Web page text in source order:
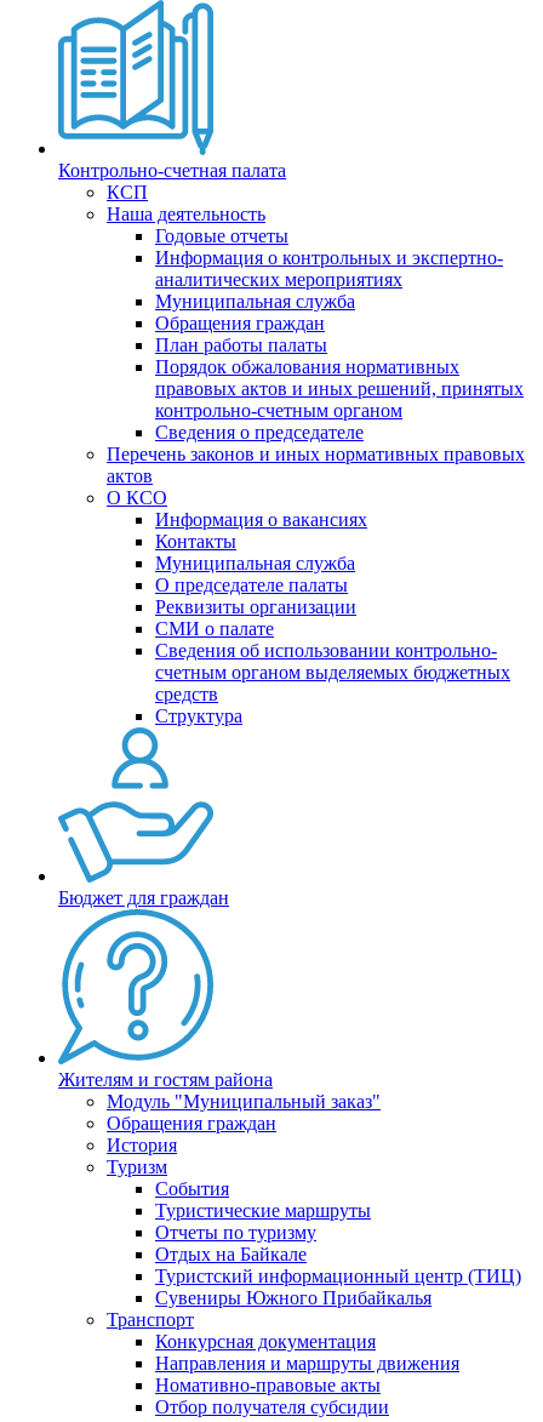
Контрольно-счетная палата
КСП
Наша деятельность
Годовые отчеты
Информация о контрольных и экспертно-
аналитических мероприятиях
Муниципальная служба
Обращения граждан
План работы палаты
Порядок обжалования нормативных
правовых актов и иных решений, принятых
контрольно-счетным органом
Сведения о председателе
Перечень законов и иных нормативных правовых
актов
О КСО
Информация о вакансиях
Контакты
Муниципальная служба
О председателе палаты
Реквизиты организации
СМИ о палате
Сведения об использовании контрольно-
счетным органом выделяемых бюджетных
средств
Структура
Бюджет для граждан
Жителям и гостям района
Модуль "Муниципальный заказ"
Обращения граждан
История
Туризм
События
Туристические маршруты
Отчеты по туризму
Отдых на Байкале
Туристский информационный центр (ТИЦ)
Сувениры Южного Прибайкалья
Транспорт
Конкурсная документация
Направления и маршруты движения
Номативно-правовые акты
Отбор получателя субсидии